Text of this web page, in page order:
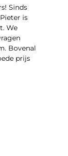
Sinds
is
We
Bovenal
prijs